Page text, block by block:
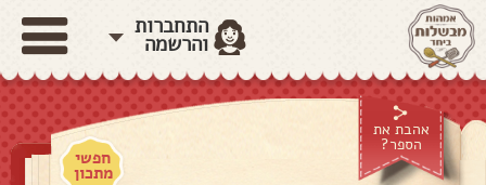
התחברות
והרשמה
אהבת את
הספר?
חפשי
מתכון